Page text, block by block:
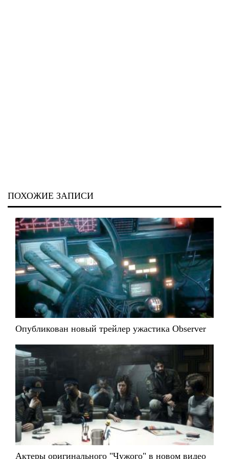
ПОХОЖИЕ ЗАПИСИ
Опубликован новый трейлер ужастика Observer
Актеры оригинального "Чужого" в новом видео